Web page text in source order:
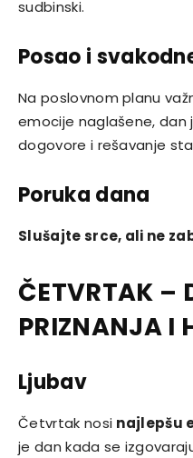
sudbinski.
Posao i
Na poslovnom planu
emocije naglašene,
dogovore i rešavanje
Poruka dana
Slušajte srce, ali ne
ČETVRTAK –
PRIZNANJA I
Ljubav
Četvrtak nosi najlepšu
je dan kada se